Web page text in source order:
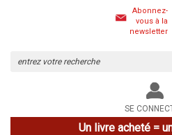
Abonnez-
vous à la
newsletter
le
site
SE
Un livre acheté =